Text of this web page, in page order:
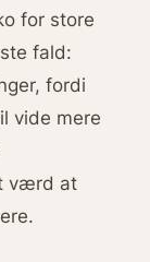
for store
fald:
fordi
vide mere
værd at